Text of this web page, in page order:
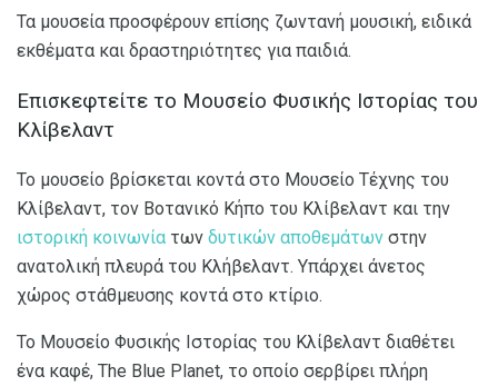
Τα μουσεία προσφέρουν επίσης ζωντανή μουσική, ειδικά
εκθέματα και δραστηριότητες για παιδιά.
Επισκεφτείτε το Μουσείο Φυσικής Ιστορίας του
Κλίβελαντ
Το μουσείο βρίσκεται κοντά στο Μουσείο Τέχνης του
Κλίβελαντ, τον Βοτανικό Κήπο του Κλίβελαντ και την
ιστορική κοινωνία των δυτικών αποθεμάτων στην
ανατολική πλευρά του Κλήβελαντ. Υπάρχει άνετος
χώρος στάθμευσης κοντά στο κτίριο.
Το Μουσείο Φυσικής Ιστορίας του Κλίβελαντ διαθέτει
ένα καφέ, The Blue Planet, το οποίο σερβίρει πλήρη